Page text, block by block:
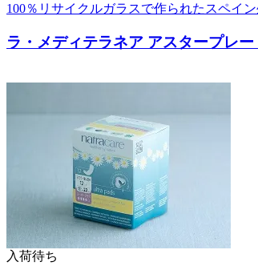
100％リサイクルガラスで作られたスペイ
ラ・メディテラネア アスタープレ
入荷待ち